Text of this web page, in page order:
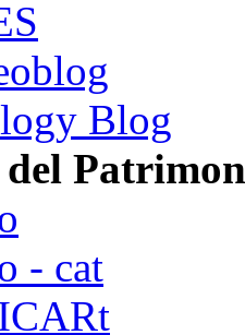
Blog
del
- cat